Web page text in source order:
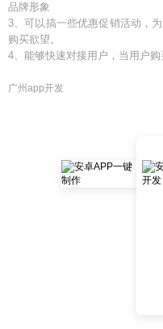
品牌形象
3、可以搞一些优惠促销活动，
购买欲望。
4、能够快速对接用户，当用户购
广州app开发